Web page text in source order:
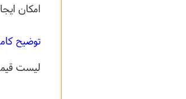
امکان
توضیح
لیست